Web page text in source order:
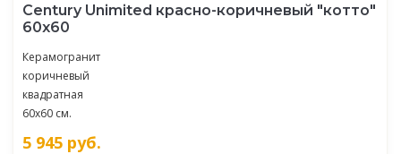
Century Unimited красно-коричневый "котто"
60х60
Керамогранит
коричневый
квадратная
60x60 см.
5 945 руб.